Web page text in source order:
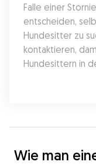
Falle einer
entscheiden,
Hundesitter zu
kontaktieren,
Hundesittern in
Wie man